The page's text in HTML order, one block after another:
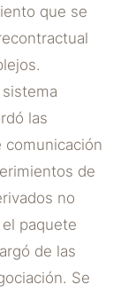
que se
las
comunicación
de
no
paquete
de las
Se